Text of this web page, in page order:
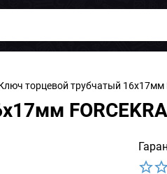
торцевой трубчатый 16x17мм